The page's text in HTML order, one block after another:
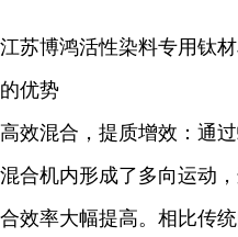
江苏博鸿活性染料专用钛
的优势
高效混合，提质增效：通
混合机内形成了多向运动
合效率大幅提高。相比传